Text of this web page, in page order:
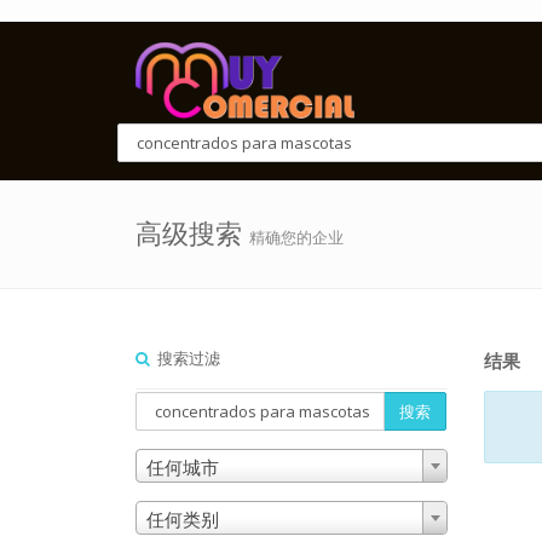
高级搜索 精确您的企业
搜索过滤
搜索
任何城市
任何类别
结果